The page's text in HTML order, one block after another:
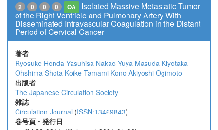
2 0 0 0 OA
Isolated Massive Metastatic Tumor
of the Right Ventricle and Pulmonary Artery With
Disseminated Intravascular Coagulation in the Distant
Period of Cervical Cancer
著者
Ryosuke Honda Yasuhisa Nakao Yuya Masuda Kiyotaka
Ohshima Shota Koike Tamami Kono Akiyoshi Ogimoto
出版者
The Japanese Circulation Society
雑誌
Circulation Journal (ISSN:13469843)
巻号頁・発行日